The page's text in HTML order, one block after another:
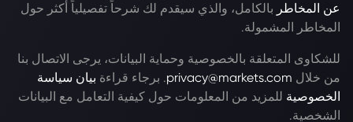
عن المخاطر بالكامل، والذي سيقدم لك شرحاً تفصيلياً أكثر حول
المخاطر المشمولة.
للشكاوى المتعلقة بالخصوصية وحماية البيانات، يرجى الاتصال بنا
من خلال privacy@markets.com. برجاء قراءة بيان سياسة
الخصوصية للمزيد من المعلومات حول كيفية التعامل مع البيانات
الشخصية.